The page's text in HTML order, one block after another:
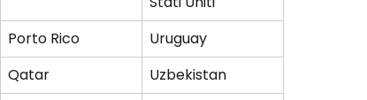
Porto Rico
Uruguay
Qatar
Uzbekistan